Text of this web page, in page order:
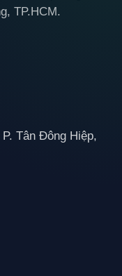
TP.HCM.
Tân Đông Hiệp,